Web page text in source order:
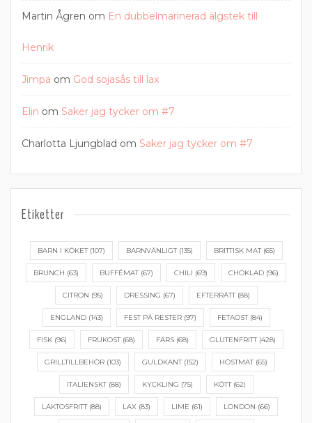
Martin Ågren om En dubbelmarinerad älgstek till
Henrik
Jimpa om God sojasås till lax
Elin om Saker jag tycker om #7
Charlotta Ljungblad om Saker jag tycker om #7
Etiketter
BARN I KÖKET(107) BARNVÄNLIGT(135) BRITTISK MAT(65)
BRUNCH (63) BUFFÉMAT(67) CHILI (69) CHOKLAD (96)
CITRON (95) DRESSING (67) EFTERRÄTT(88)
ENGLAND(143) FEST PÅ RESTER(97) FETAOST(84)
FISK(96) FRUKOST(68) FÄRS(68) GLUTENFRITT(428)
GRILLTILLBEHÖR (103) GULDKANT(152) HÖSTMAT(65)
ITALIENSKT(88) KYCKLING (75) KÖTT(62)
LAKTOSFRITT(88) LAX (83) LIME (61) LONDON (66)